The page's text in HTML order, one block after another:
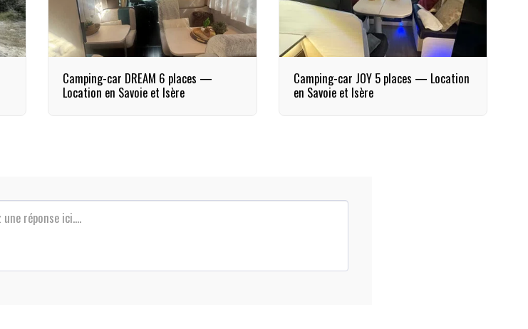
Camping-car DREAM 6 places —
Location en Savoie et Isère
Camping-car JOY 5 places — Location
en Savoie et Isère